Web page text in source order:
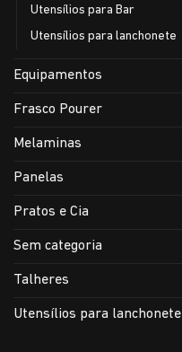
Utensílios para Bar
Utensílios para lanchonete
Equipamentos
Frasco Pourer
Melaminas
Panelas
Pratos e Cia
Sem categoria
Talheres
Utensílios para lanchonete